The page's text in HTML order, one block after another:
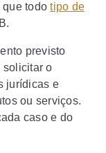
que todotipo de
previsto
solicitar o
jurídicas e
ou serviços.
caso e do